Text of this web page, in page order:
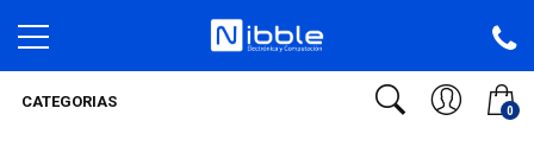
0
CATEGORIAS